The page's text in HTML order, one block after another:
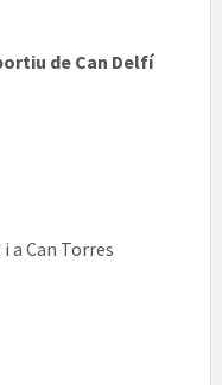
de Can Delfí
a Can Torres